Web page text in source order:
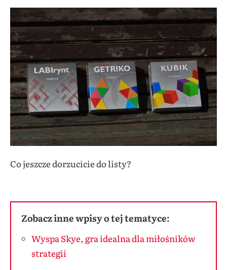
Co jeszcze dorzucicie do listy?
Zobacz inne wpisy o tej tematyce:
Wyspa Skye, gra idealna dla miłośników
strategii